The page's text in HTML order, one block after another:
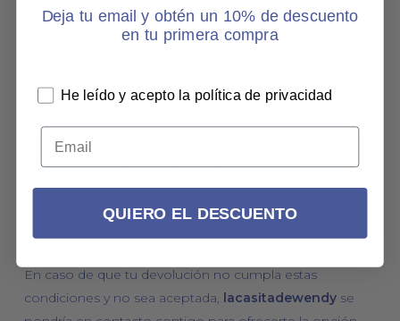
identificadora y debe de estar sujeta al artículo.
Los productos se devolverán en su embalaje
Los productos de un mismo pedido se deben
Tu devolución debe cumplir todas estas condiciones
para que sea aceptada.
En caso de que tu devolución no cumpla estas
condiciones y no sea aceptada, lacasitadewendyse
Deja tu email y obtén un 10% de descuento
en tu primera compra
He leído y acepto la política de privacidad
QUIERO EL DESCUENTO